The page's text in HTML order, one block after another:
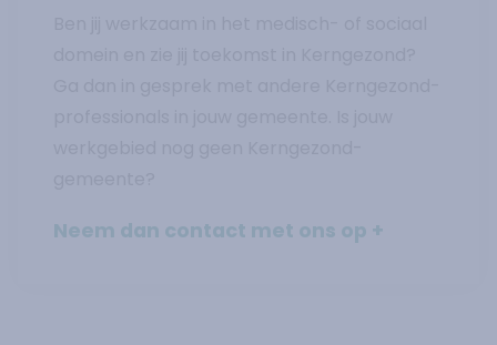
Neem dan contact met ons op